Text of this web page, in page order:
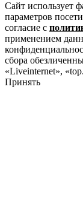
Сайт использует
параметров
согласие с
применением
сбора
«Liveinternet»,
Принять